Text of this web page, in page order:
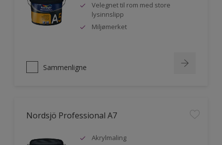
Velegnet til rom med store
lysinnslipp
Miljømerket
Sammenligne
Nordsjö Professional A7
Akrylmaling